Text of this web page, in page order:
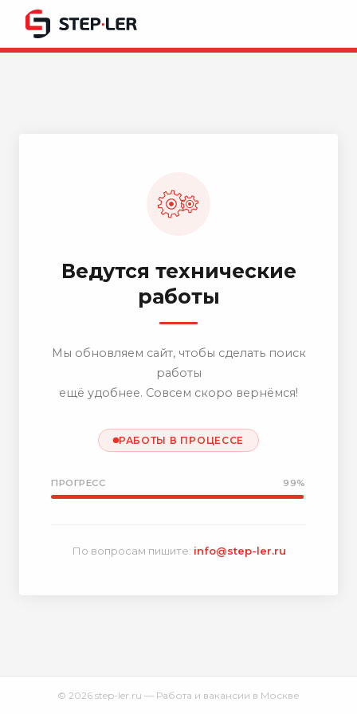
Ведутся технические
работы
Мы обновляем сайт, чтобы сделать поиск
работы
ещё удобнее. Совсем скоро вернёмся!
РАБОТЫ В ПРОЦЕССЕ
ПРОГРЕСС 99%
По вопросам пишите: info@step-ler.ru
© 2026 step-ler.ru — Работа и вакансии в Москве